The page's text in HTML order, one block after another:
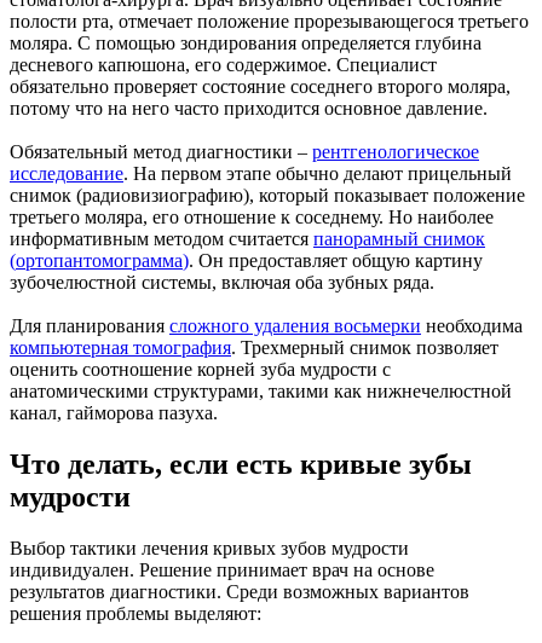
полости рта, отмечает положение прорезывающегося третьего
моляра. С помощью зондирования определяется глубина
десневого капюшона, его содержимое. Специалист
обязательно проверяет состояние соседнего второго моляра,
потому что на него часто приходится основное давление.
Обязательный метод диагностики – рентгенологическое
исследование. На первом этапе обычно делают прицельный
снимок (радиовизиографию), который показывает положение
третьего моляра, его отношение к соседнему. Но наиболее
информативным методом считается панорамный снимок
(ортопантомограмма). Он предоставляет общую картину
зубочелюстной системы, включая оба зубных ряда.
Для планирования сложного удаления восьмерки необходима
компьютерная томография. Трехмерный снимок позволяет
оценить соотношение корней зуба мудрости с
анатомическими структурами, такими как нижнечелюстной
канал, гайморова пазуха.
Что делать, если есть кривые зубы
мудрости
Выбор тактики лечения кривых зубов мудрости
индивидуален. Решение принимает врач на основе
результатов диагностики. Среди возможных вариантов
решения проблемы выделяют: